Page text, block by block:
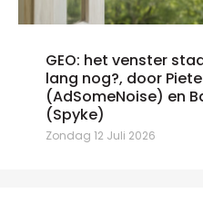
GEO: het venster
lang nog?, door
(AdSomeNoise) en
(Spyke)
Zondag 12 Juli 2026